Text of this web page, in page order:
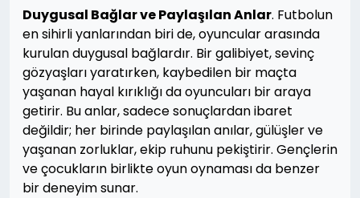
Duygusal Bağlar ve Paylaşılan Anlar. Futbolun
en sihirli yanlarından biri de, oyuncular arasında
kurulan duygusal bağlardır. Bir galibiyet, sevinç
gözyaşları yaratırken, kaybedilen bir maçta
yaşanan hayal kırıklığı da oyuncuları bir araya
getirir. Bu anlar, sadece sonuçlardan ibaret
değildir; her birinde paylaşılan anılar, gülüşler ve
yaşanan zorluklar, ekip ruhunu pekiştirir. Gençlerin
ve çocukların birlikte oyun oynaması da benzer
bir deneyim sunar.